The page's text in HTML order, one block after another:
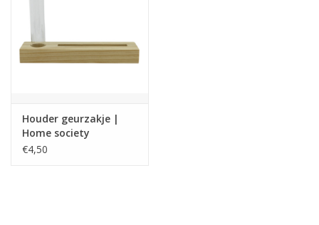
Sale
Merken
Houder geurzakje |
Home society
€4,50